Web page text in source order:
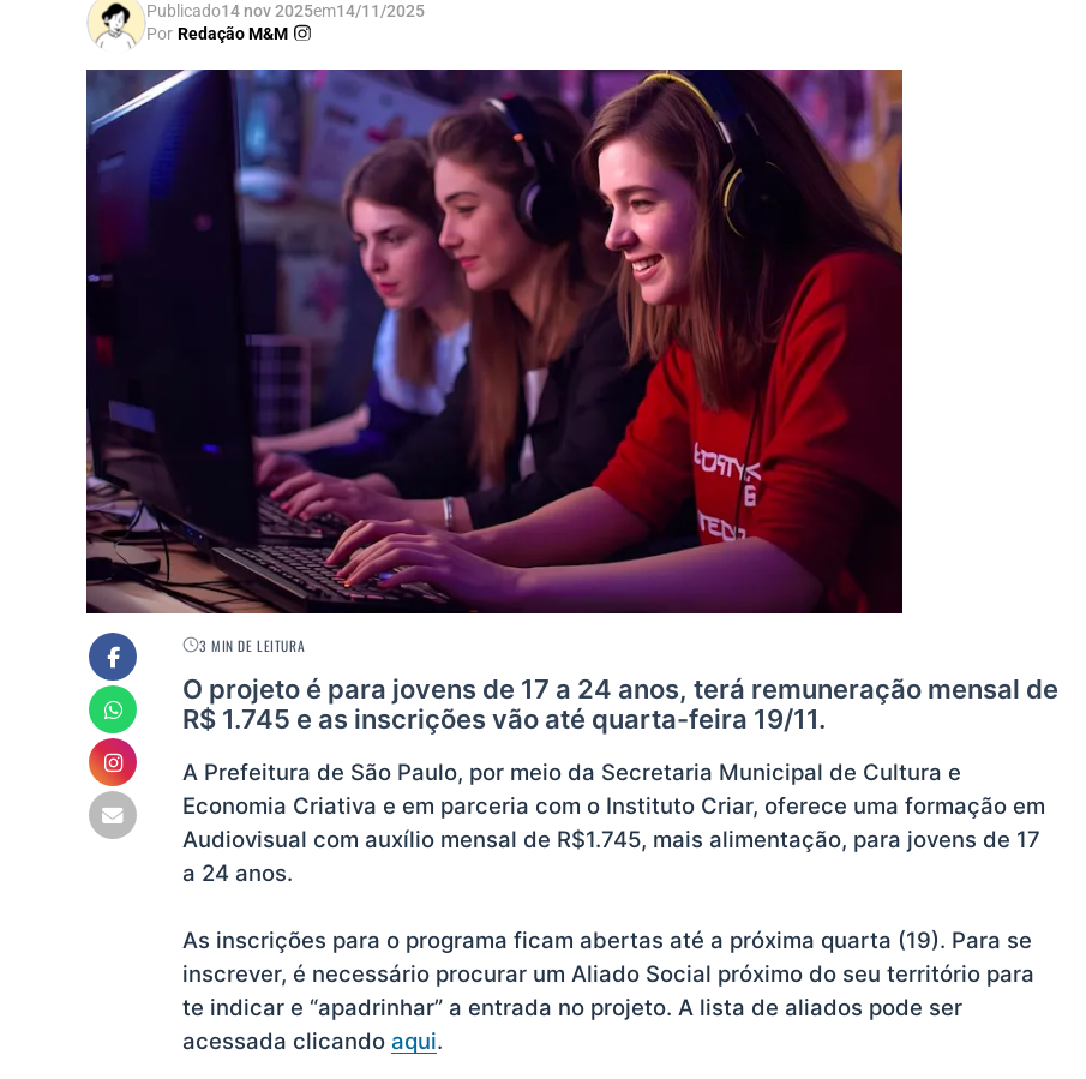
Publicado14 nov 2025em14/11/2025
Por Redação M&M
3 MIN DE LEITURA
O projeto é para jovens de 17 a 24 anos, terá remuneração mensal de
R$ 1.745 e as inscrições vão até quarta-feira 19/11.
A Prefeitura de São Paulo, por meio da Secretaria Municipal de Cultura e
Economia Criativa e em parceria com o Instituto Criar, oferece uma formação em
Audiovisual com auxílio mensal de R$1.745, mais alimentação, para jovens de 17
a 24 anos.
As inscrições para o programa ficam abertas até a próxima quarta (19). Para se
inscrever, é necessário procurar um Aliado Social próximo do seu território para
te indicar e “apadrinhar” a entrada no projeto. A lista de aliados pode ser
acessada clicando aqui.